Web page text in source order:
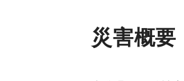
災害概要